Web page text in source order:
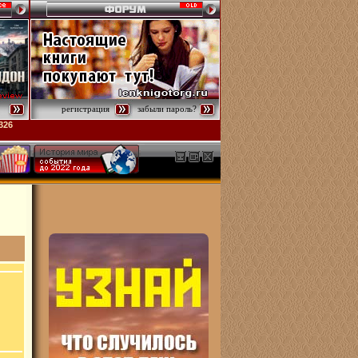
регистрация забыли пароль?